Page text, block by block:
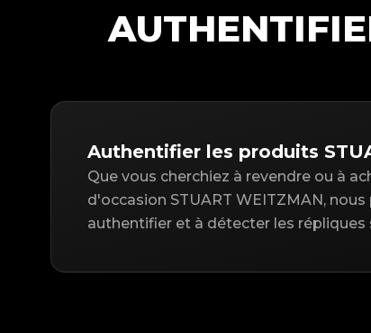
Authentifier les produits
Que vous cherchiez à revendre ou à
d'occasion STUART WEITZMAN,
authentifier et à détecter les répliques